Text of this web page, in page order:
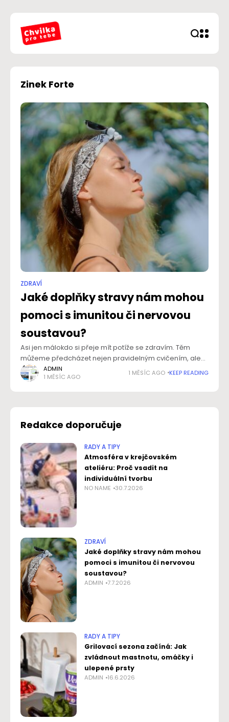
Zinek Forte
ZDRAVÍ
Jaké doplňky stravy nám mohou
pomoci s imunitou či nervovou
soustavou?
Asi jen málokdo si přeje mít potíže se zdravím. Těm
můžeme předcházet nejen pravidelným cvičením, ale
rovněž vyváženou stravou. Zatímco pohybové aktivity
jsou běžné pro stále více našinců, ve stravování
ADMIN
1 MĚSÍC AGO
1 MĚSÍC AGO KEEP READING
Redakce doporučuje
RADY A TIPY
Atmosféra v krejčovském
ateliéru: Proč vsadit na
individuální tvorbu
NO NAME 30.7.2026
ZDRAVÍ
Jaké doplňky stravy nám mohou
pomoci s imunitou či nervovou
soustavou?
ADMIN 7.7.2026
RADY A TIPY
Grilovací sezona začíná: Jak
zvládnout mastnotu, omáčky i
ulepené prsty
ADMIN 16.6.2026